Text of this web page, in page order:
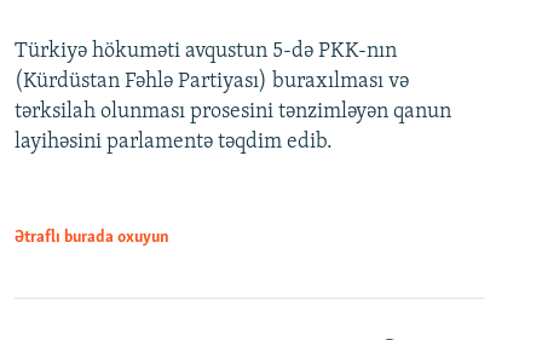
Auto 240p 360p 480p
720p 1080p
360p
480p
Türkiyə hökuməti avqustun 5-də PKK-nın
(Kürdüstan Fəhlə Partiyası) buraxılması və
tərksilah olunması prosesini tənzimləyən qanun
layihəsini parlamentə təqdim edib.
Ətraflı burada oxuyun